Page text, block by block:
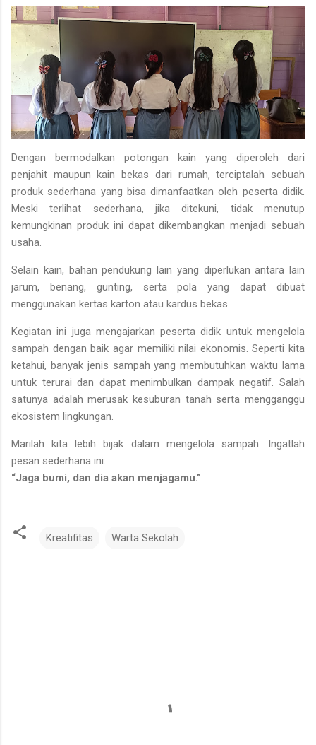
Dengan bermodalkan potongan kain yang diperoleh dari
penjahit maupun kain bekas dari rumah, terciptalah sebuah
produk sederhana yang bisa dimanfaatkan oleh peserta didik.
Meski terlihat sederhana, jika ditekuni, tidak menutup
kemungkinan produk ini dapat dikembangkan menjadi sebuah
usaha.
Selain kain, bahan pendukung lain yang diperlukan antara lain
jarum, benang, gunting, serta pola yang dapat dibuat
menggunakan kertas karton atau kardus bekas.
Kegiatan ini juga mengajarkan peserta didik untuk mengelola
sampah dengan baik agar memiliki nilai ekonomis. Seperti kita
ketahui, banyak jenis sampah yang membutuhkan waktu lama
untuk terurai dan dapat menimbulkan dampak negatif. Salah
satunya adalah merusak kesuburan tanah serta mengganggu
ekosistem lingkungan.
Marilah kita lebih bijak dalam mengelola sampah. Ingatlah
pesan sederhana ini:
“Jaga bumi, dan dia akan menjagamu.”
Kreatifitas Warta Sekolah